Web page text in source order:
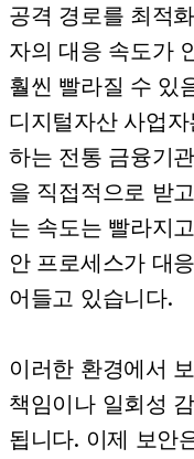
공격 경로를 최적
자의 대응 속도가
훨씬 빨라질 수 있
디지털자산 사업
하는 전통 금융기
을 직접적으로 받
는 속도는 빨라지
안 프로세스가 대
어들고 있습니다.
이러한 환경에서
책임이나 일회성
됩니다. 이제 보안